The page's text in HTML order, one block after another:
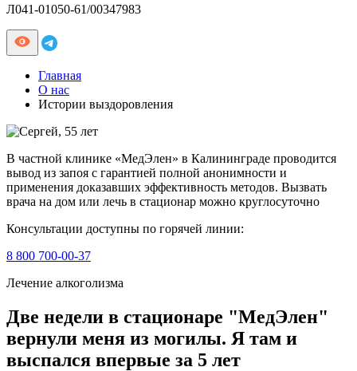
Л041-01050-61/00347983
Главная
О нас
Истории выздоровления
В частной клинике «МедЭлен» в Калининграде проводится
вывод из запоя с гарантией полной анонимности и
применения доказавших эффективность методов. Вызвать
врача на дом или лечь в стационар можно круглосуточно
Консультации доступны по горячей линии:
8 800 700-00-37
Лечение алкоголизма
Две недели в стационаре "МедЭлен"
вернули меня из могилы. Я там и
выспался впервые за 5 лет